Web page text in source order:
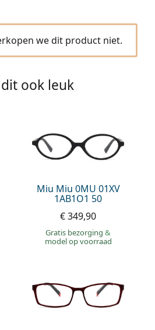
we dit product niet.
ook leuk
Miu Miu 0MU 01XV
1AB1O1 50
€ 349,90
Gratis bezorging&
model op voorraad